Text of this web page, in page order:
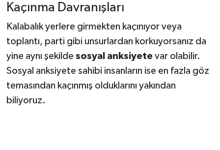
Kaçınma Davranışları
Kalabalık yerlere girmekten kaçınıyor veya
toplantı, parti gibi unsurlardan korkuyorsanız da
yine aynı şekilde sosyal anksiyetevar olabilir.
Sosyal anksiyete sahibi insanların ise en fazla göz
temasından kaçınmış olduklarını yakından
biliyoruz.